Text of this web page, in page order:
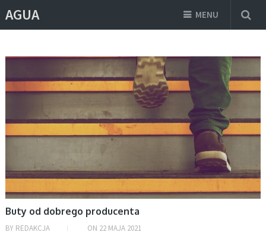
AGUA MENU
Buty od dobrego producenta
BY REDAKCJA ON 22 MAJA 2021